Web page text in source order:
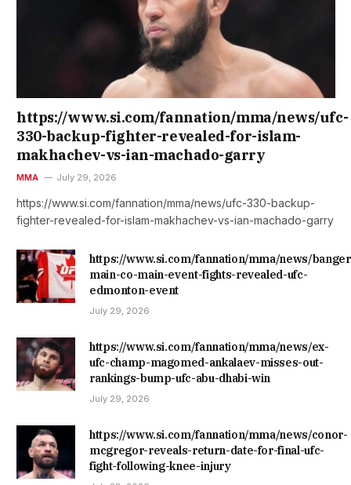
https://www.si.com/fannation/mma/news/ufc-
330-backup-fighter-revealed-for-islam-
makhachev-vs-ian-machado-garry
MMA July 29, 2026
https://www.si.com/fannation/mma/news/ufc-330-backup-
fighter-revealed-for-islam-makhachev-vs-ian-machado-garry
https://www.si.com/fannation/mma/news/
main-co-main-event-fights-revealed-ufc-
edmonton-event
July 29, 2026
https://www.si.com/fannation/mma/news/ex-
ufc-champ-magomed-ankalaev-misses-out-
rankings-bump-ufc-abu-dhabi-win
July 29, 2026
https://www.si.com/fannation/mma/news/conor-
mcgregor-reveals-return-date-for-final-ufc-
fight-following-knee-injury